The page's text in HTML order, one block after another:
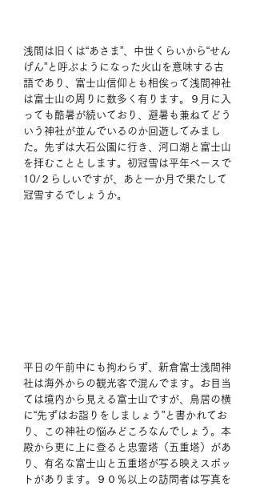
浅間は旧くは“あさま”、中世くらいから“せん
げん”と呼ぶようになった火山を意味する古
語であり、富士山信仰とも相俟って浅間神社
は富士山の周りに数多く有ります。９月に入
っても酷暑が続いており、避暑も兼ねてどう
いう神社が並んでいるのか回遊してみまし
た。先ずは大石公園に行き、河口湖と富士山
を拝むこととします。初冠雪は平年ベースで
10/２らしいですが、あと一か月で果たして
冠雪するでしょうか。
平日の午前中にも拘わらず、新倉富士浅間神
社は海外からの観光客で混んでます。お目当
ては境内から見える富士山ですが、鳥居の横
に“先ずはお詣りをしましょう”と書かれてお
り、この神社の悩みどころなんでしょう。本
殿から更に上に登ると忠霊塔（五重塔）があ
り、有名な富士山と五重塔が写る映えスポッ
トがあります。９０％以上の訪問者は写真を